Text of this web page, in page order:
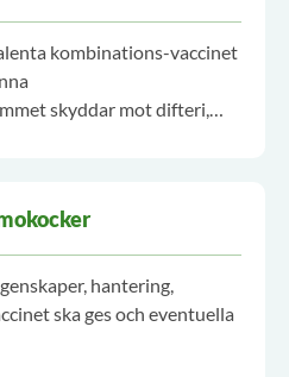
kombinations-vaccinet
skyddar mot difteri,
hantering,
ska ges och eventuella